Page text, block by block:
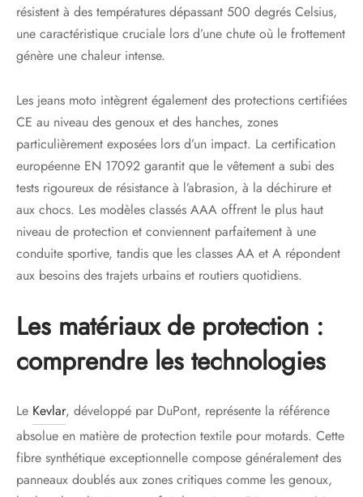
résistent à des températures dépassant 500 degrés Celsius,
une caractéristique cruciale lors d’une chute où le frottement
génère une chaleur intense.
Les jeans moto intègrent également des protections certifiées
CE au niveau des genoux et des hanches, zones
particulièrement exposées lors d’un impact. La certification
européenne EN 17092 garantit que le vêtement a subi des
tests rigoureux de résistance à l’abrasion, à la déchirure et
aux chocs. Les modèles classés AAA offrent le plus haut
niveau de protection et conviennent parfaitement à une
conduite sportive, tandis que les classes AA et A répondent
aux besoins des trajets urbains et routiers quotidiens.
Les matériaux de protection :
comprendre les technologies
Le Kevlar, développé par DuPont, représente la référence
absolue en matière de protection textile pour motards. Cette
fibre synthétique exceptionnelle compose généralement des
panneaux doublés aux zones critiques comme les genoux,